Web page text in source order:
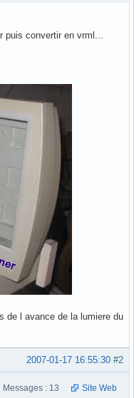
convertir en vrml...
de l avance de la lumiere du
#2
2007-01-17 16:55:30
Messages : 13 Site Web